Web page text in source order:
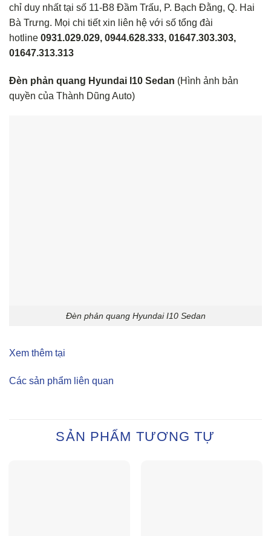
chỉ duy nhất tại số 11-B8 Đầm Trấu, P. Bạch Đằng, Q. Hai
Bà Trưng. Mọi chi tiết xin liên hệ với số tổng đài
hotline 0931.029.029, 0944.628.333, 01647.303.303,
01647.313.313
Đèn phản quang Hyundai I10 Sedan (Hình ảnh bản
quyền của Thành Dũng Auto)
Đèn phản quang Hyundai I10 Sedan
Xem thêm tại
Các sản phẩm liên quan
SẢN PHẨM TƯƠNG TỰ